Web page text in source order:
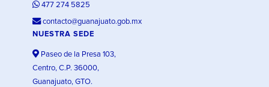
477 274 5825
contacto@guanajuato.gob.mx
NUESTRA SEDE
Paseo de la Presa 103,
Centro, C.P. 36000,
Guanajuato, GTO.